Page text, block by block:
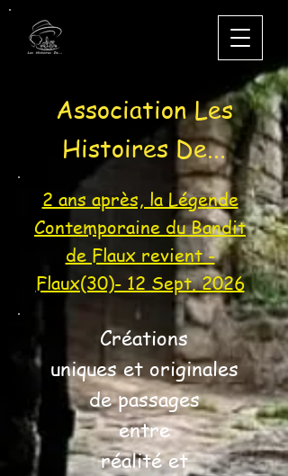
Association Les
Histoires De...
2 ans après, la Légende
Contemporaine du Bandit
de Flaux revient -
Flaux(30)- 12 Sept. 2026
Créations
uniques et originales
de passages
entre
réalité et